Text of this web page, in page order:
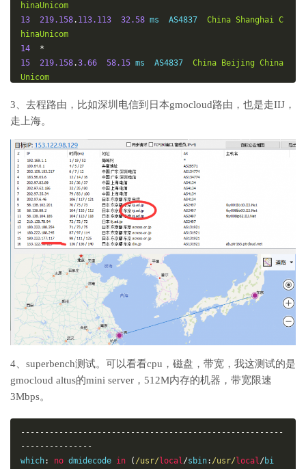
hinaUnicom
13
219.158. 113.113 32.58 ms  AS4837 China Shanghai C
hinaUnicom
14
*
15
219.158.3.66 58.15 ms  AS4837 China Beijing China
Unicom
17
221.176 15.177 75.84 ms  AS9808 China Beijing
Chi
naMobile
19
211.136.63.66 76.85 ms  AS56048 China Beijing Chi
naMobile
20
211.136.95.226 78.22 ms  AS56048
inaMobile
21
*
22
*
23
211.136.25.153 78.76 ms  AS56048
inaMobile
3、去程路由，比如深圳电信到日本gmocloud路由，也是走IIJ，
走上海。
4、superbench测试。可以看看cpu，磁盘，带宽，我这测试的是
gmocloud altus的mini server，512M内存的机器，带宽限速
3Mbps。
-------------------------------------------------------
---------------
which: no dmidecode in ( /usr/ local/sbin: /usr/ local/bi